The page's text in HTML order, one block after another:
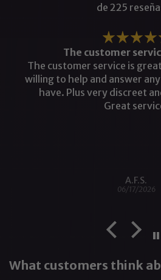
de 225
The customer
The customer service is
willing to help and answer
have. Plus very discreet
Great
A.F.S.
06/17/2026
What customers think